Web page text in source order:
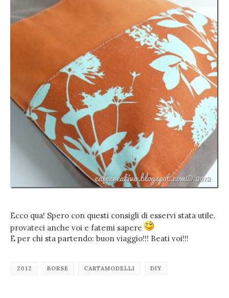
Ecco qua! Spero con questi consigli di esservi stata utile.
provateci anche voi e fatemi sapere
E per chi sta partendo: buon viaggio!!! Beati voi!!!
2012 BORSE CARTAMODELLI DIY